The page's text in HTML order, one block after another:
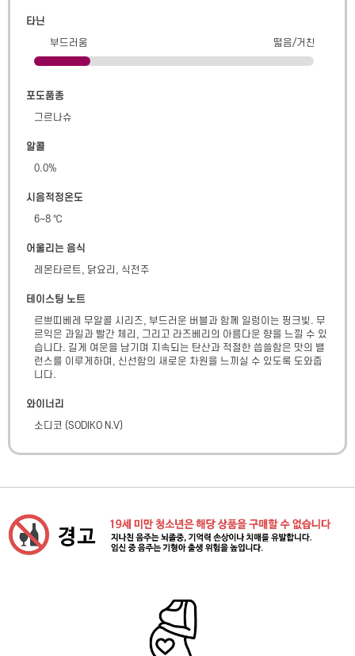
타닌
부드러움
떫음/거친
포도품종
그르나슈
알콜
0.0%
시음적정온도
6~8 ℃
어울리는 음식
레몬타르트, 닭요리, 식전주
테이스팅 노트
르쁘띠베레 무알콜 시리즈, 부드러운 버블과 함께 일렁이는 핑크빛. 무
르익은 과일과 빨간 체리, 그리고 라즈베리의 아름다운 향을 느낄 수 있
습니다. 길게 여운을 남기며 지속되는 탄산과 적절한 씁쓸함은 맛의 밸
런스를 이루게하며, 신선함의 새로운 차원을 느끼실 수 있도록 도와줍
니다.
와이너리
소디코 (SODIKO N.V)